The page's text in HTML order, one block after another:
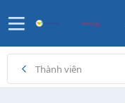
Thành viên